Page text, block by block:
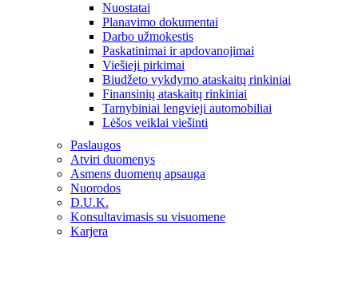
Nuostatai
Planavimo dokumentai
Darbo užmokestis
Paskatinimai ir apdovanojimai
Viešieji pirkimai
Biudžeto vykdymo ataskaitų rinkiniai
Finansinių ataskaitų rinkiniai
Tarnybiniai lengvieji automobiliai
Lėšos veiklai viešinti
Paslaugos
Atviri duomenys
Asmens duomenų apsauga
Nuorodos
D.U.K.
Konsultavimasis su visuomene
Karjera